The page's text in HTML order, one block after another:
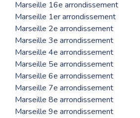
Marseille 16e arrondissement
Marseille 1er arrondissement
Marseille 2e arrondissement
Marseille 3e arrondissement
Marseille 4e arrondissement
Marseille 5e arrondissement
Marseille 6e arrondissement
Marseille 7e arrondissement
Marseille 8e arrondissement
Marseille 9e arrondissement